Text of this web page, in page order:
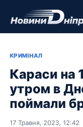
КРИМІНАЛ
Караси на
утром в
поймали
17 Травня, 2023, 12:42